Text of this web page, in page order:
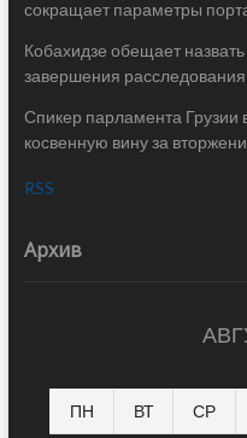
сокращает параметры
Кобахидзе обещает
завершения
Спикер парламента
косвенную вину за
RSS
Архив
ПН ВТ СР